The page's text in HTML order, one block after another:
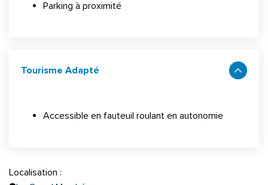
Parking à proximité
Tourisme Adapté
Accessible en fauteuil roulant en autonomie
Localisation :